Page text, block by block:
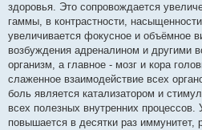
здоровья. Это сопровождается
гаммы, в контрастности,
увеличивается фокусное и объёмное
возбуждения адреналином и другими
организм, а главное - мозг и кора
слаженное взаимодействие всех
боль является катализатором и
всех полезных внутренних процессов.
повышается в десятки раз иммунитет,